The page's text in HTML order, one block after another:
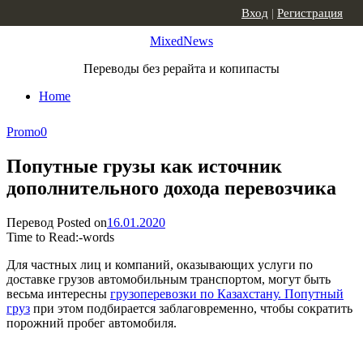
MixedNews
Переводы без рерайта и копипасты
Home
Вход | Регистрация
Promo0
Попутные грузы как источник
дополнительного дохода перевозчика
Перевод Posted on16.01.2020
Time to Read:-words
Для частных лиц и компаний, оказывающих услуги по
доставке грузов автомобильным транспортом, могут быть
весьма интересны грузоперевозки по Казахстану. Попутный
груз при этом подбирается заблаговременно, чтобы сократить
порожний пробег автомобиля.